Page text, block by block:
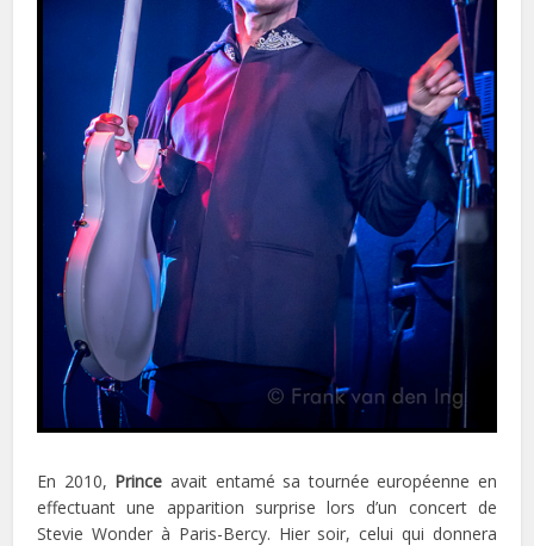
En 2010, Prince avait entamé sa tournée européenne en
effectuant une apparition surprise lors d’un concert de
Stevie Wonder à Paris-Bercy. Hier soir, celui qui donnera